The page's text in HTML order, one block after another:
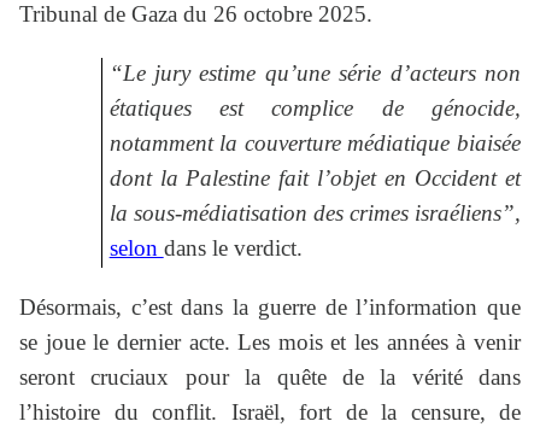
Tribunal de Gaza du 26 octobre 2025.
“Le jury estime qu’une série d’acteurs non
étatiques est complice de génocide,
notamment la couverture médiatique biaisée
dont la Palestine fait l’objet en Occident et
la sous-médiatisation des crimes israéliens”,
selon dans le verdict.
Désormais, c’est dans la guerre de l’information que
se joue le dernier acte. Les mois et les années à venir
seront cruciaux pour la quête de la vérité dans
l’histoire du conflit. Israël, fort de la censure, de